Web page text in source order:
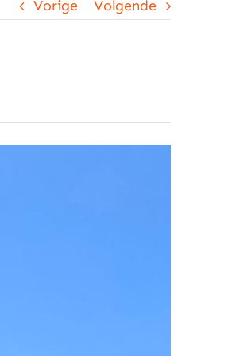
Vorige Volgende